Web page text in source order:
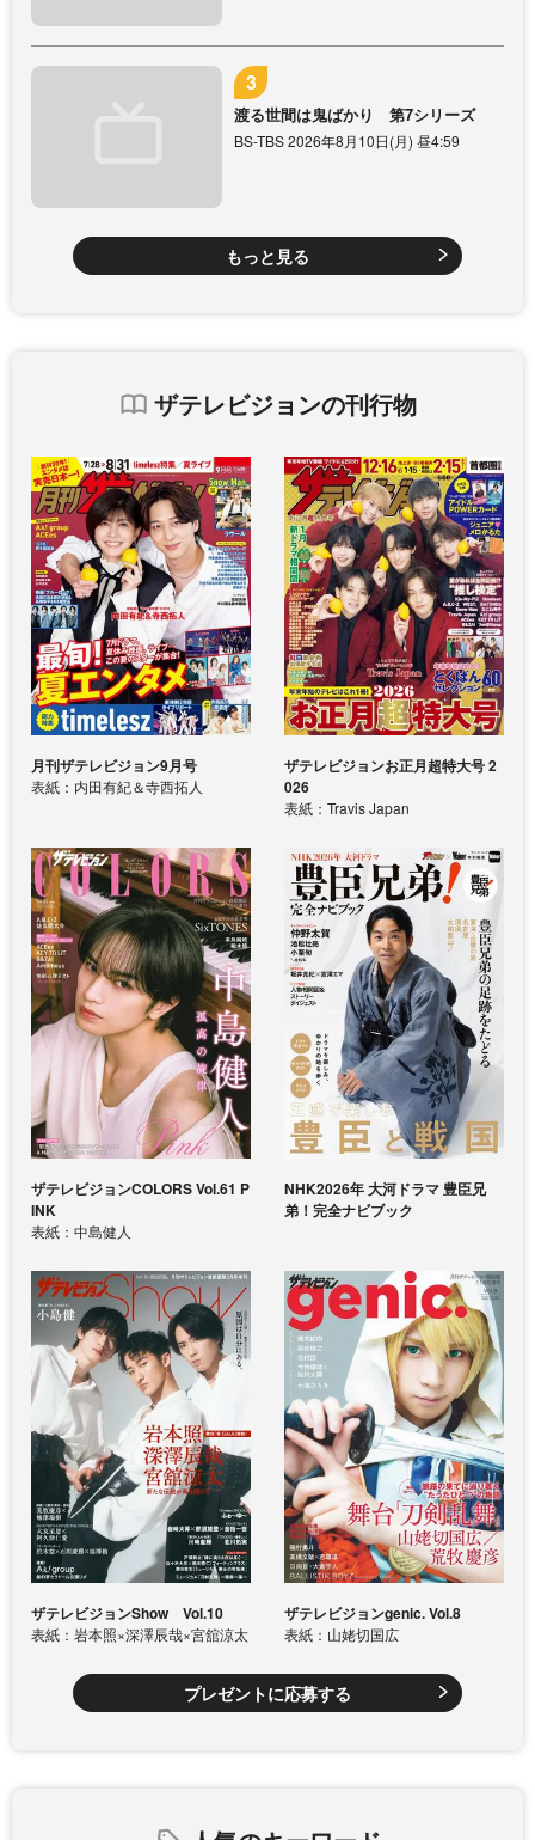
渡る世間は鬼ばかり 第7シリーズ
BS-TBS 2026年8月10日(月) 昼4:59
もっと見る
ザテレビジョンの刊行物
月刊ザテレビジョン9月号
表紙：内田有紀＆寺西拓人
ザテレビジョンお正月超特大号 2
026
表紙：Travis Japan
ザテレビジョンCOLORS Vol.61 P
INK
表紙：中島健人
NHK2026年 大河ドラマ 豊臣兄
弟！完全ナビブック
ザテレビジョンShow Vol.10
表紙：岩本照×深澤辰哉×宮舘涼太
ザテレビジョンgenic. Vol.8
表紙：山姥切国広
プレゼントに応募する